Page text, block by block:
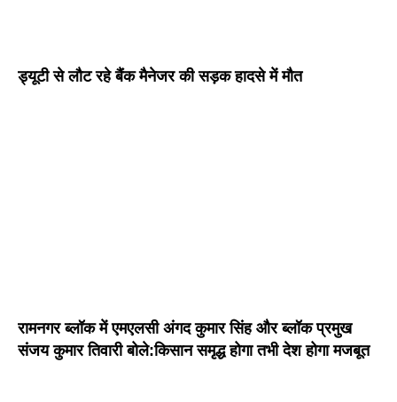
ड्यूटी से लौट रहे बैंक मैनेजर की सड़क हादसे में मौत
रामनगर ब्लॉक में एमएलसी अंगद कुमार सिंह और ब्लॉक प्रमुख
संजय कुमार तिवारी बोले:किसान समृद्ध होगा तभी देश होगा मजबूत